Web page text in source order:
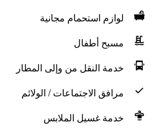
لوازم استحمام مجانية
مسبح أطفال
خدمة النقل من وإلى المطار
مرافق الاجتماعات / الولائم
خدمة غسيل الملابس